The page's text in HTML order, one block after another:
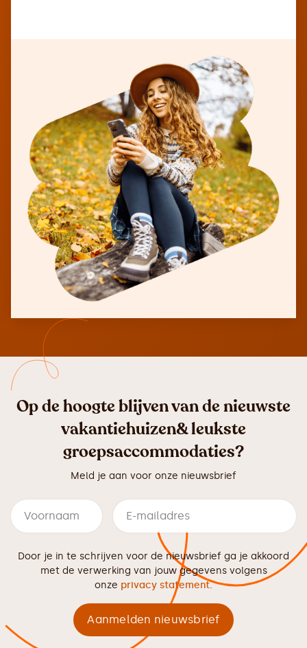
Op de hoogte blijven van de nieuwste
vakantiehuizen& leukste
groepsaccommodaties?
Meld je aan voor onze nieuwsbrief
Door je in te schrijven voor de nieuwsbrief ga je akkoord
met de verwerking van jouw gegevens volgens
onze privacy statement.